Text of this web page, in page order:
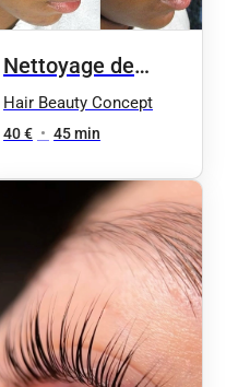
Nettoyage de
peau en
profondeur
Hair Beauty Concept
40 € • 45 min